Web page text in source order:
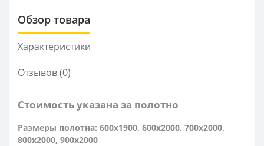
Обзор товара
Характеристики
Отзывов (0)
Стоимость указана за полотно
Размеры полотна: 600x1900, 600x2000, 700x2000,
800x2000, 900x2000